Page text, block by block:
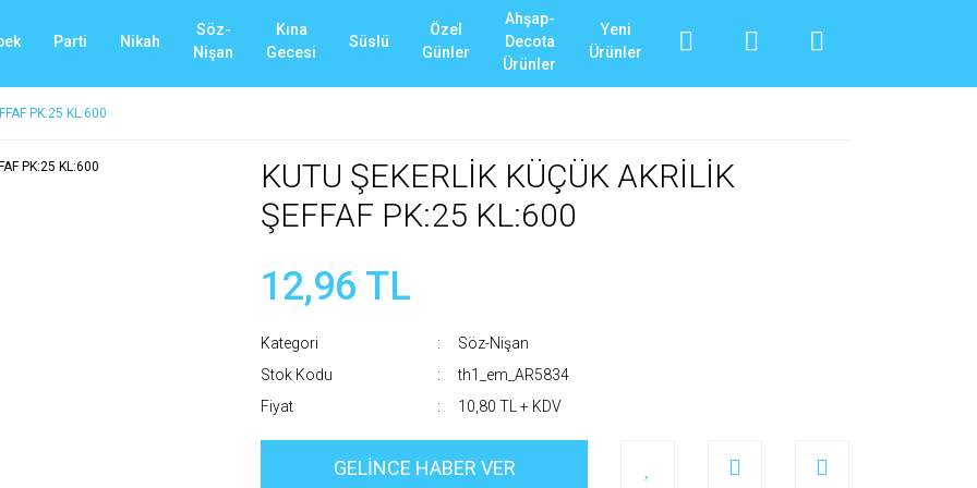
Parti Nikah
Söz-
Nişan
Kına
Gecesi
Süslü
Özel
Günler
Ahşap-
Decota
Ürünler
Yeni
Ürünler
PK:25 KL:600
KUTU ŞEKERLİK KÜÇÜK AKRİLİK
ŞEFFAF PK:25 KL:600
12,96 TL
Kategori
Söz-Nişan
Stok Kodu
th1_em_AR5834
Fiyat
10,80 TL + KDV
GELİNCE HABER VER